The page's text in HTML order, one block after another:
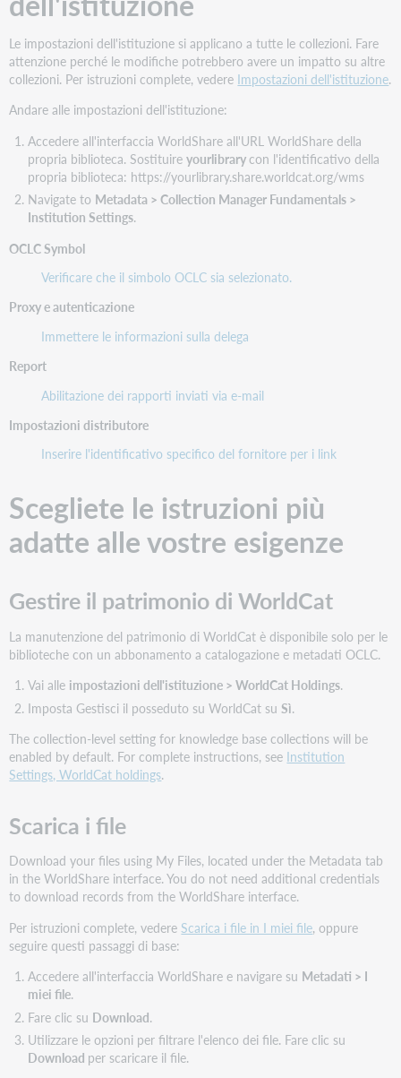
Canadienne
pqebk.canadasub
No
Settimanale
Abbonamento Ebook Central Chemical Engineering
pqebk.corpengchem
No
Settimanale
pqebk.corpengcivil
No
Settimanale
pqebk.commcollege
No
Settimanale
pqebk.commcollegeintl
No
Abbonamento ebook Ebook Central Computing
pqebk.corpcomputing
Engineering
pqebk.corpengineerin
Settimanale
Ebook Central Custom SME (Society of
Manufacturing Engineers) Source™ Abbonamento
agli Ebook
pqebk.cp10000760
No
Settimanale
Abbonamento Ebook Central Deutsche Sammlung
pqebk.germansubsc
Le impostazioni dell'istituzione si applicano a tutte le collezioni. Fare
attenzione perché le modifiche potrebbero avere un impatto su altre
collezioni. Per istruzioni complete, vedere Impostazioni dell'istituzione.
Andare alle impostazioni dell'istituzione:
Accedere all'interfaccia WorldShare all'URL WorldShare della
propria biblioteca. Sostituire yourlibrarycon l'identificativo della
propria biblioteca: https://yourlibrary.share.worldcat.org/wms
Navigate to Metadata > Collection Manager Fundamentals >
Institution Settings.
OCLC Symbol
Verificare che il simbolo OCLC sia selezionato.
Proxy e autenticazione
Immettere le informazioni sulla delega
Report
Abilitazione dei rapporti inviati via e-mail
Impostazioni distributore
Inserire l'identificativo specifico del fornitore per i link
Scegliete le istruzioni più
adatte alle vostre esigenze
Gestire il patrimonio di WorldCat
La manutenzione del patrimonio di WorldCat è disponibile solo per le
biblioteche con un abbonamento a catalogazione e metadati OCLC.
Vai alle impostazioni dell'istituzione > WorldCat Holdings.
Imposta Gestisci il posseduto su WorldCat su Sì.
The collection-level setting for knowledge base collections will be
enabled by default. For complete instructions, see Institution
Settings, WorldCat holdings.
Scarica i file
Download your files using My Files, located under the Metadata tab
in the WorldShare interface. You do not need additional credentials
to download records from the WorldShare interface.
Per istruzioni complete, vedere Scarica i file in I miei file, oppure
seguire questi passaggi di base:
Accedere all'interfaccia WorldShare e navigare su Metadati > I
miei file.
Fare clic su Download.
Utilizzare le opzioni per filtrare l'elenco dei file. Fare clic su
Download per scaricare il file.